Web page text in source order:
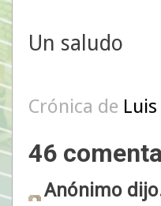
Un saludo
Crónica de
46
Anónimo